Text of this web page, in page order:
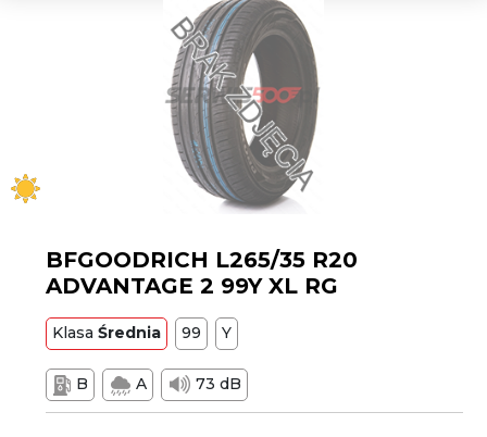
BFGOODRICH L265/35 R20
ADVANTAGE 2 99Y XL RG
KlasaŚrednia 99 Y
B A 73 dB